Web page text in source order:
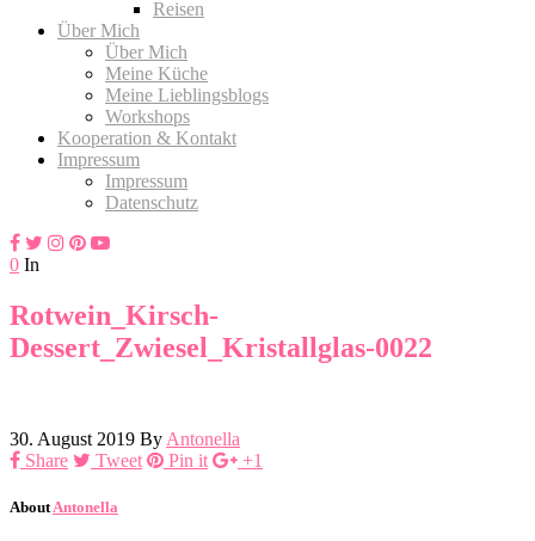
Reisen
Über Mich
Über Mich
Meine Küche
Meine Lieblingsblogs
Workshops
Kooperation & Kontakt
Impressum
Impressum
Datenschutz
0 In
Rotwein_Kirsch-
Dessert_Zwiesel_Kristallglas-0022
30. August 2019 By Antonella
Share
Tweet Pin it +1
About Antonella